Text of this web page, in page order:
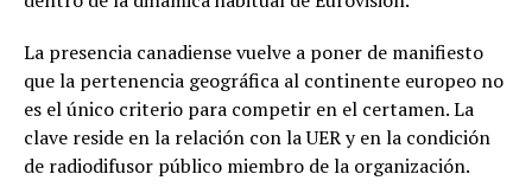
La presencia canadiense vuelve a poner de manifiesto
que la pertenencia geográfica al continente europeo no
es el único criterio para competir en el certamen. La
clave reside en la relación con la UER y en la condición
de radiodifusor público miembro de la organización.